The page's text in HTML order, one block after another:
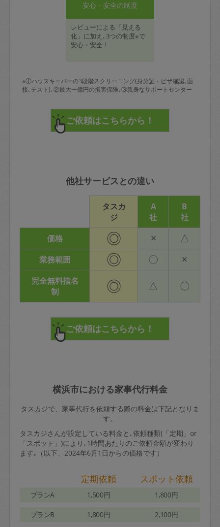
安心・安全の制度
レビューによる「見える
化」に加え､3つの制度※で
安心・安全！
※①ハウスキーパーの3段階スクリーニング(身分証・ビザ確認､面
接､テスト)､②最大一億円の損害保険､③親身なサポートセンター
他社サービスとの違い
タスカ
ジ
A
社
B
社
価格
◎ × △
業務範囲 ◎ 〇 ×
完全無料指名
制
◎ △ 〇
横浜市における家事代行料金
タスカジで、家事代行を依頼する際の料金は下記となりま
す。
タスカジさんが設定している料金と､依頼種類(「定期」or
「スポット」)により､1時間あたりのご依頼金額が変わり
ます｡（以下、2024年6月1日からの価格です）
定期依頼 スポット依頼
プランA 1,500円 1,800円
プランB 1,800円 2,100円